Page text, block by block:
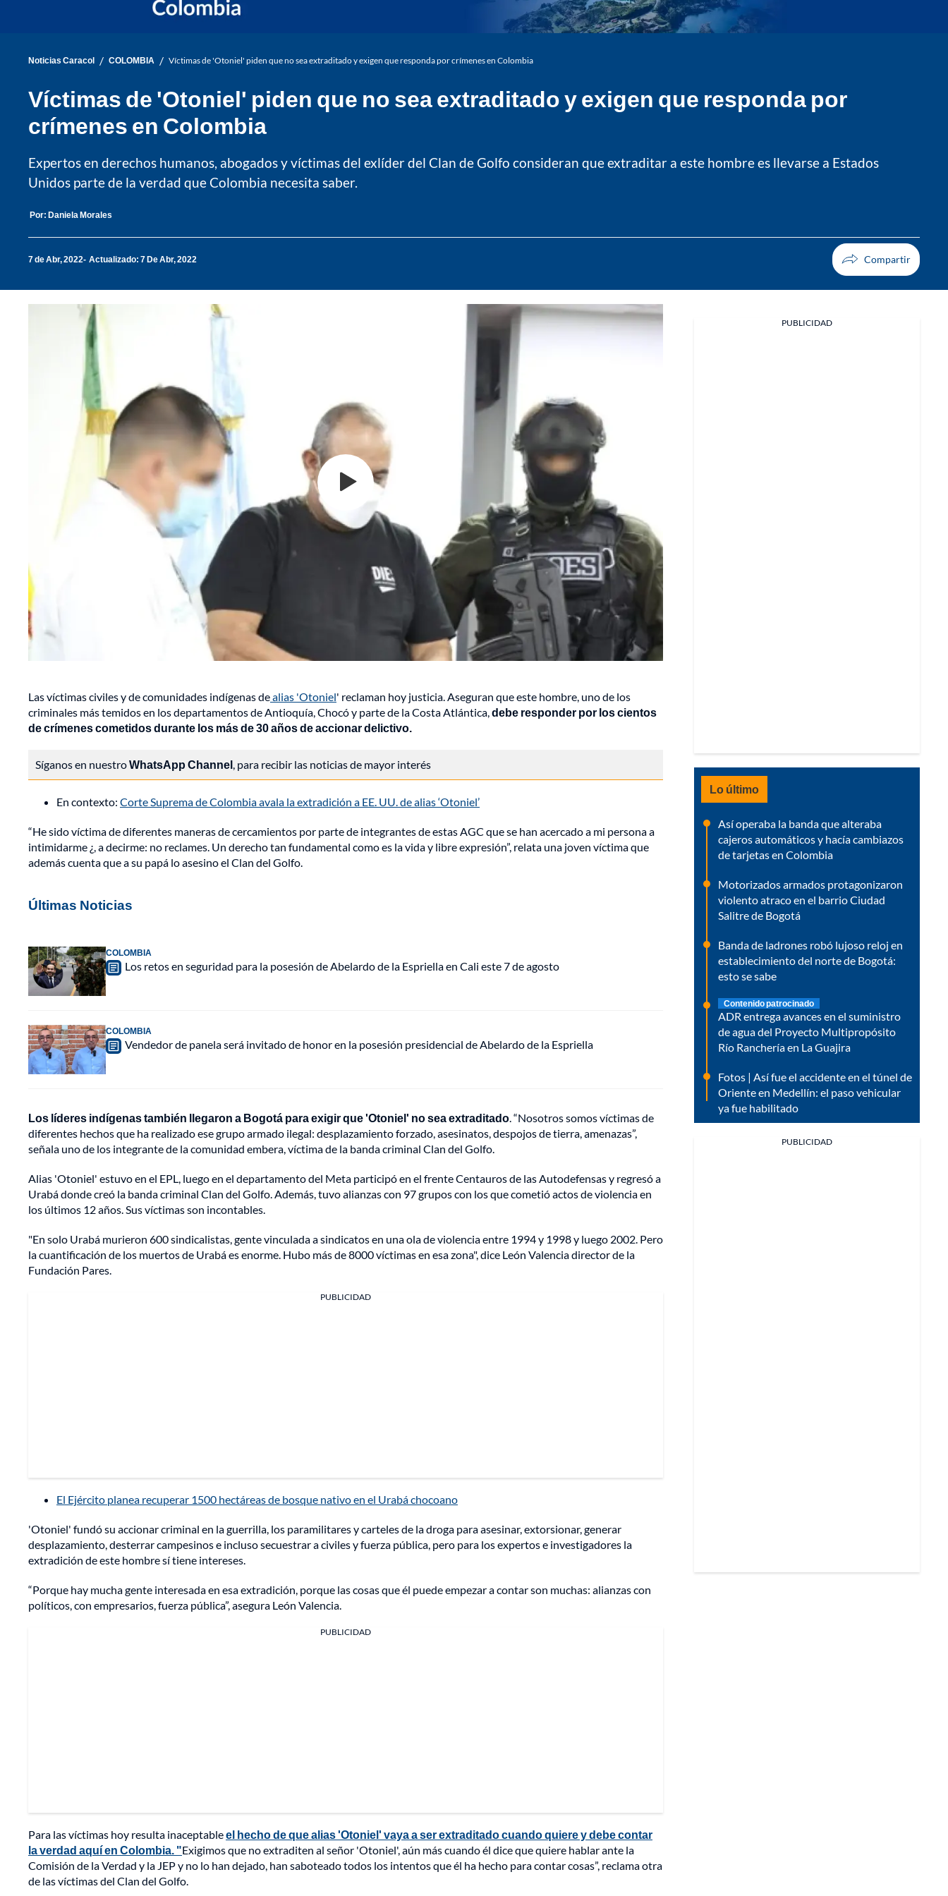
Noticias Caracol / COLOMBIA / Víctimas de 'Otoniel' piden que no sea extraditado y exigen que responda por crímenes en Colombia
Víctimas de 'Otoniel' piden que no sea extraditado y exigen que responda por
crímenes en Colombia
Expertos en derechos humanos, abogados y víctimas del exlíder del Clan de Golfo consideran que extraditar a este hombre es llevarse a Estados
Unidos parte de la verdad que Colombia necesita saber.
Por: Daniela Morales
7 de Abr, 2022 Actualizado: 7 De Abr, 2022
Las víctimas civiles y de comunidades indígenas dealias 'Otoniel' reclaman hoy justicia. Aseguran que este hombre, uno de los
criminales más temidos en los departamentos de Antioquía, Chocó y parte de la Costa Atlántica,debe responder por los cientos
de crímenes cometidos durante los más de 30 años de accionar delictivo.
Síganos en nuestroWhatsApp Channel, para recibir las noticias de mayor interés
En contexto: Corte Suprema de Colombia avala la extradición a EE. UU. de alias ‘Otoniel’
“He sido víctima de diferentes maneras de cercamientos por parte de integrantes de estas AGC que se han acercado a mi persona a
intimidarme ¿, a decirme: no reclames. Un derecho tan fundamental como es la vida y libre expresión”, relata una joven víctima que
además cuenta que a su papá lo asesino el Clan del Golfo.
Últimas Noticias
COLOMBIA
Los retos en seguridad para la posesión de Abelardo de la Espriella en Cali este 7 de agosto
COLOMBIA
Vendedor de panela será invitado de honor en la posesión presidencial de Abelardo de la Espriella
Los líderes indígenas también llegaron a Bogotá para exigir que 'Otoniel' no sea extraditado. “Nosotros somos víctimas de
diferentes hechos que ha realizado ese grupo armado ilegal: desplazamiento forzado, asesinatos, despojos de tierra, amenazas”,
señala uno de los integrante de la comunidad embera, víctima de la banda criminal Clan del Golfo.
Alias 'Otoniel' estuvo en el EPL, luego en el departamento del Meta participó en el frente Centauros de las Autodefensas y regresó a
Urabá donde creó la banda criminal Clan del Golfo. Además, tuvo alianzas con 97 grupos con los que cometió actos de violencia en
los últimos 12 años. Sus víctimas son incontables.
"En solo Urabá murieron 600 sindicalistas, gente vinculada a sindicatos en una ola de violencia entre 1994 y 1998 y luego 2002. Pero
la cuantificación de los muertos de Urabá es enorme. Hubo más de 8000 víctimas en esa zona", dice León Valencia director de la
Fundación Pares.
PUBLICIDAD
El Ejército planea recuperar 1500 hectáreas de bosque nativo en el Urabá chocoano
'Otoniel' fundó su accionar criminal en la guerrilla, los paramilitares y carteles de la droga para asesinar, extorsionar, generar
desplazamiento, desterrar campesinos e incluso secuestrar a civiles y fuerza pública, pero para los expertos e investigadores la
extradición de este hombre sí tiene intereses.
“Porque hay mucha gente interesada en esa extradición, porque las cosas que él puede empezar a contar son muchas: alianzas con
políticos, con empresarios, fuerza pública”, asegura León Valencia.
PUBLICIDAD
Para las víctimas hoy resulta inaceptableel hecho de que alias 'Otoniel' vaya a ser extraditado cuando quiere y debe contar
la verdad aquí en Colombia. "Exigimos que no extraditen al señor 'Otoniel', aún más cuando él dice que quiere hablar ante la
Comisión de la Verdad y la JEP y no lo han dejado, han saboteado todos los intentos que él ha hecho para contar cosas”, reclama otra
de las víctimas del Clan del Golfo.
PUBLICIDAD
Lo último
Así operaba la banda que alteraba
cajeros automáticos y hacía cambiazos
de tarjetas en Colombia
Motorizados armados protagonizaron
violento atraco en el barrio Ciudad
Salitre de Bogotá
Banda de ladrones robó lujoso reloj en
establecimiento del norte de Bogotá:
esto se sabe
Contenido patrocinado
ADR entrega avances en el suministro
de agua del Proyecto Multipropósito
Río Ranchería en La Guajira
Fotos | Así fue el accidente en el túnel de
Oriente en Medellín: el paso vehicular
ya fue habilitado
PUBLICIDAD